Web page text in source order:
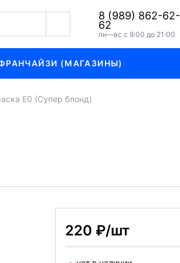
8 (989) 862-62-
62
пн—вс с 9:00 до 21:00
(МАГАЗИНЫ)
Е0 (Супер блонд)
220 ₽/шт